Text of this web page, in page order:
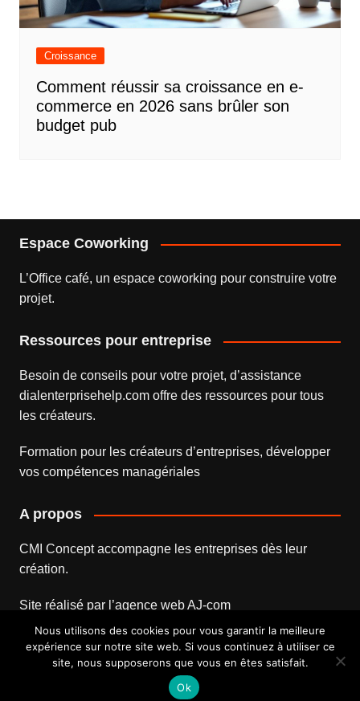
Croissance
Comment réussir sa croissance en e-
commerce en 2026 sans brûler son
budget pub
Espace Coworking
L’Office café, un espace coworking pour construire votre
projet.
Ressources pour entreprise
Besoin de conseils pour votre projet, d’assistance
dialenterprisehelp.comoffre des ressources pour tous
les créateurs.
Formation pour les créateurs d’entreprises, développer
vos compétences managériales
A propos
CMI Concept accompagne les entreprises dès leur
création.
Site réalisé par l’agence webAJ-com
Nous utilisons des cookies pour vous garantir la meilleure
expérience sur notre site web. Si vous continuez à utiliser ce
site, nous supposerons que vous en êtes satisfait.
Ok